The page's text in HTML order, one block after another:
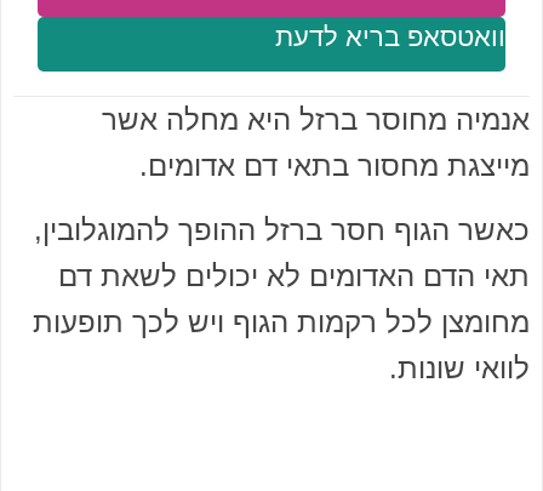
וואטסאפ בריא לדעת
אנמיה מחוסר ברזל היא מחלה אשר
מייצגת מחסור בתאי דם אדומים.
כאשר הגוף חסר ברזל ההופך להמוגלובין,
תאי הדם האדומים לא יכולים לשאת דם
מחומצן לכל רקמות הגוף ויש לכך תופעות
לוואי שונות.